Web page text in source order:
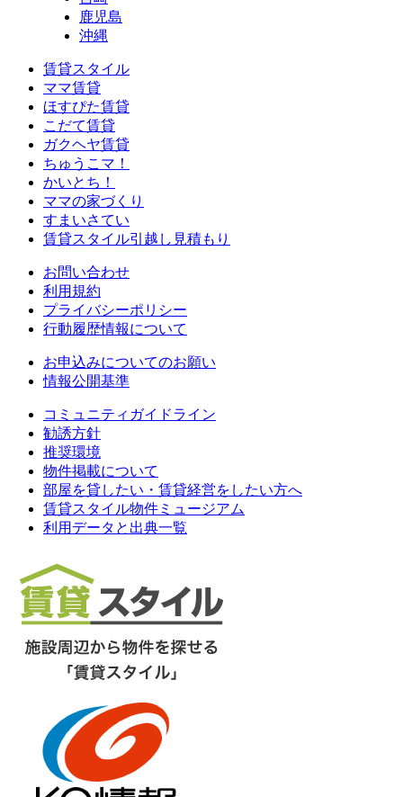
鹿児島
沖縄
賃貸スタイル
ママ賃貸
ほすぴた賃貸
こだて賃貸
ガクヘヤ賃貸
ちゅうこマ！
かいとち！
ママの家づくり
すまいさてい
賃貸スタイル引越し見積もり
お問い合わせ
利用規約
プライバシーポリシー
行動履歴情報について
お申込みについてのお願い
情報公開基準
コミュニティガイドライン
勧誘方針
推奨環境
物件掲載について
部屋を貸したい・賃貸経営をしたい方へ
賃貸スタイル物件ミュージアム
利用データと出典一覧